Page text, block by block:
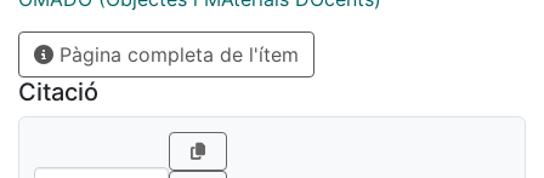
Pàgina completa de l'ítem
Citació